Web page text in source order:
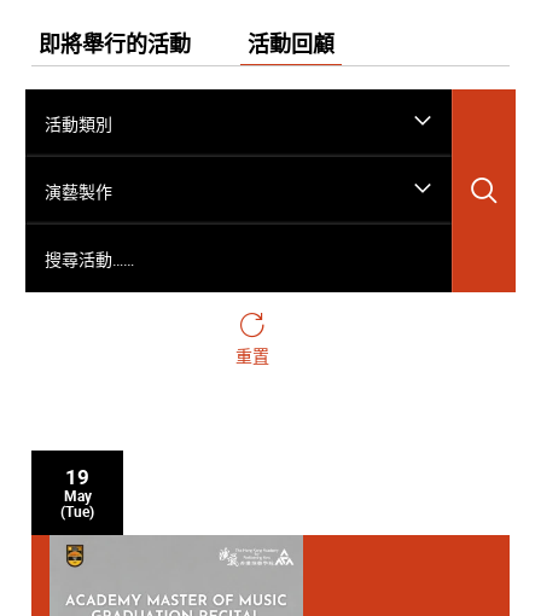
即將舉行的活動 活動回顧
活動類別
演藝製作
重置
19
May
(Tue)